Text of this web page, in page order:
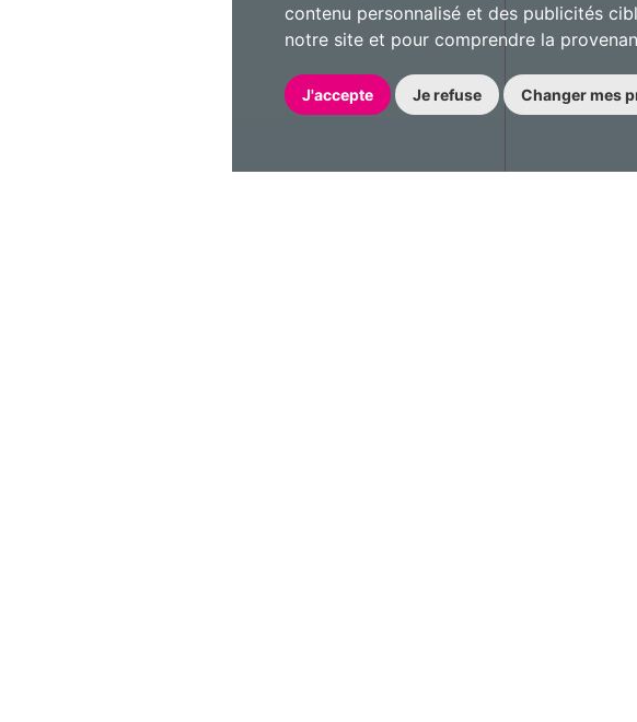
contenu personnalisé et des publicités
notre site et pour comprendre la
J'accepte Je refuse Changer mes